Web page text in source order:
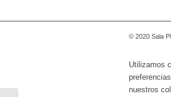
© 2020 Sala
Utilizamos
nuestros